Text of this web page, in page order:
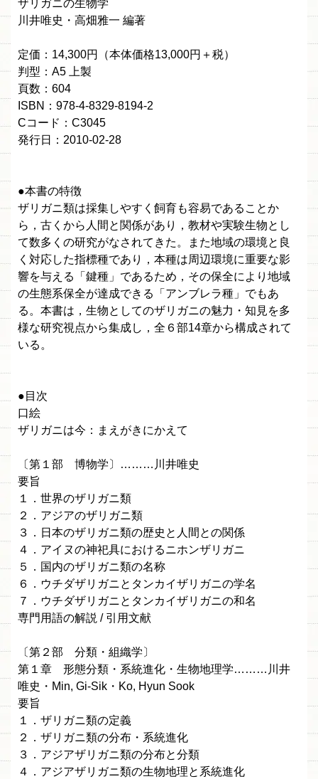
ザリガニの生物学
川井唯史・高畑雅一 編著
定価：14,300円（本体価格13,000円＋税）
判型：A5 上製
頁数：604
ISBN：978-4-8329-8194-2
Cコード：C3045
発行日：2010-02-28
●本書の特徴
ザリガニ類は採集しやすく飼育も容易であることか
ら，古くから人間と関係があり，教材や実験生物とし
て数多くの研究がなされてきた。また地域の環境と良
く対応した指標種であり，本種は周辺環境に重要な影
響を与える「鍵種」であるため，その保全により地域
の生態系保全が達成できる「アンブレラ種」でもあ
る。本書は，生物としてのザリガニの魅力・知見を多
様な研究視点から集成し，全６部14章から構成されて
いる。
●目次
口絵
ザリガニは今：まえがきにかえて
〔第１部 博物学〕………川井唯史
要旨
１．世界のザリガニ類
２．アジアのザリガニ類
３．日本のザリガニ類の歴史と人間との関係
４．アイヌの神祀具におけるニホンザリガニ
５．国内のザリガニ類の名称
６．ウチダザリガニとタンカイザリガニの学名
７．ウチダザリガニとタンカイザリガニの和名
専門用語の解説 / 引用文献
〔第２部 分類・組織学〕
第１章 形態分類・系統進化・生物地理学………川井
唯史・Min, Gi-Sik・Ko, Hyun Sook
要旨
１．ザリガニ類の定義
２．ザリガニ類の分布・系統進化
３．アジアザリガニ類の分布と分類
４．アジアザリガニ類の生物地理と系統進化